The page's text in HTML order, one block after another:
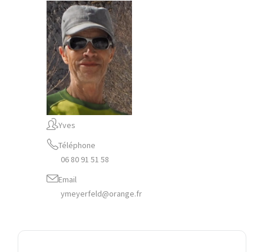
Yves
Téléphone
06 80 91 51 58
Email
ymeyerfeld@orange.fr